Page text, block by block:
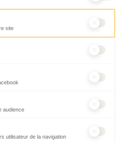
site
à Google Analytics) collectant des
audience
utilisateur de la navigation